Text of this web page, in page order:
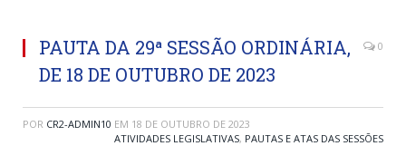
PAUTA DA 29ª SESSÃO ORDINÁRIA,
DE 18 DE OUTUBRO DE 2023
0
POR CR2-ADMIN10 EM 18 DE OUTUBRO DE 2023
ATIVIDADES LEGISLATIVAS, PAUTAS E ATAS DAS SESSÕES